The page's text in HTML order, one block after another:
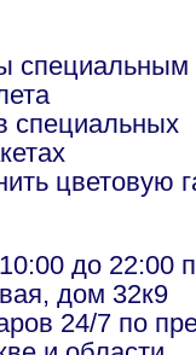
специальных
цветовую
до 22:00
дом 32к9
24/7 по